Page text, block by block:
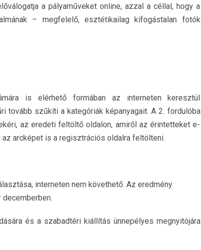
a pályaműveket online, azzal a céllal, hogy a
– megfelelő, esztétikailag kifogástalan fotók
is elérhető formában az interneten keresztül
tovább szűkíti a kategóriák képanyagait. A 2. fordulóba
az eredeti feltöltő oldalon, amiről az érintetteket e-
arcképet is a regisztrációs oldalra feltölteni.
interneten nem követhető. Az eredmény
és a szabadtéri kiállítás ünnepélyes megnyitójára